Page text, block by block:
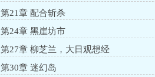
第21章 配合斩杀
第24章 黑崖坊市
第27章 柳芝兰，大日观想经
第30章 迷幻岛